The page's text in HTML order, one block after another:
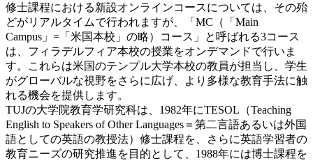
修士課程における新設オンラインコースについては、その殆
どがリアルタイムで行われますが、「MC（「Main
Campus」=「米国本校」の略）コース」と呼ばれる3コース
は、フィラデルフィア本校の授業をオンデマンドで行いま
す。これらは米国のテンプル大学本校の教員が担当し、学生
がグローバルな視野をさらに広げ、より多様な教育手法に触
れる機会を提供します。
TUJの大学院教育学研究科は、1982年にTESOL（Teaching
English to Speakers of Other Languages＝第二言語あるいは外国
語としての英語の教授法）修士課程を、さらに英語学習者の
教育ニーズの研究推進を目的として、1988年には博士課程を